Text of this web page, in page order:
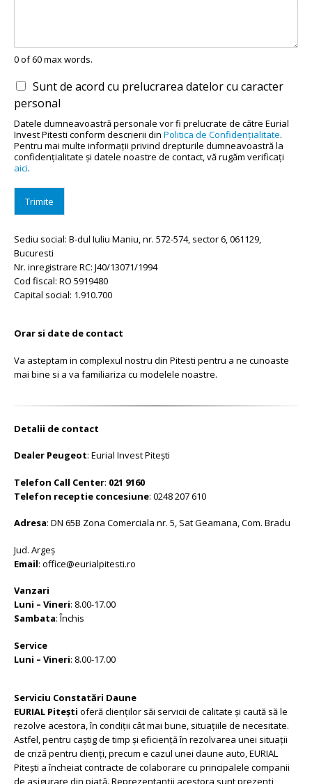
0 of 60 max words.
Sunt de acord cu prelucrarea datelor cu caracter
personal
Datele dumneavoastră personale vor fi prelucrate de către Eurial
Invest Pitesti conform descrierii din Politica de Confidenţialitate.
Pentru mai multe informaţii privind drepturile dumneavoastră la
confidenţialitate şi datele noastre de contact, vă rugăm verificaţi
aici.
Trimite
Sediu social: B-dul Iuliu Maniu, nr. 572-574, sector 6, 061129,
Bucuresti
Nr. inregistrare RC: J40/13071/1994
Cod fiscal: RO 5919480
Capital social: 1.910.700
Orar si date de contact
Va asteptam in complexul nostru din Pitesti pentru a ne cunoaste
mai bine si a va familiariza cu modelele noastre.
Detalii de contact
Dealer Peugeot: Eurial Invest Piteşti
Telefon Call Center: 021 9160
Telefon receptie concesiune: 0248 207 610
Adresa: DN 65B Zona Comerciala nr. 5, Sat Geamana, Com. Bradu
Jud. Argeş
Email: office@eurialpitesti.ro
Vanzari
Luni – Vineri: 8.00-17.00
Sambata: Închis
Service
Luni – Vineri: 8.00-17.00
Serviciu Constatări Daune
EURIAL Piteşti oferă clienţilor săi servicii de calitate şi caută să le
rezolve acestora, în condiţii cât mai bune, situaţiile de necesitate.
Astfel, pentru caştig de timp şi eficienţă în rezolvarea unei situaţii
de criză pentru clienţi, precum e cazul unei daune auto, EURIAL
Piteşti a încheiat contracte de colaborare cu principalele companii
de asigurare din piaţă. Reprezentanţii acestora sunt prezenţi